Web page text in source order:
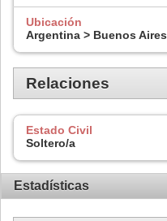
Ubicación
Argentina > Buenos Aires
Relaciones
Estado Civil
Soltero/a
Estadísticas